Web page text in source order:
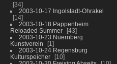
34
2003-10-17 Ingolstadt-Ohrakel
14
2003-10-18 Pappenheim
Reloaded Summer
43
2003-10-23 Nuernberg
Kunstverein
1
2003-10-24 Regensburg
Kulturspeicher
10